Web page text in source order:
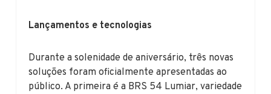
Lançamentos e tecnologias
Durante a solenidade de aniversário, três novas
soluções foram oficialmente apresentadas ao
público. A primeira é a BRS 54 Lumiar, variedade